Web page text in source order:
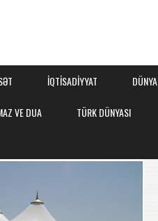
İQTİSADİYYAT DÜNYA
VE DUA TÜRK DÜNYASI